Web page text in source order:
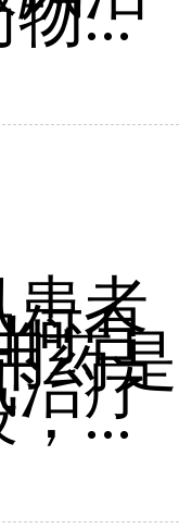
...
患者
何合
药是
治疗
...